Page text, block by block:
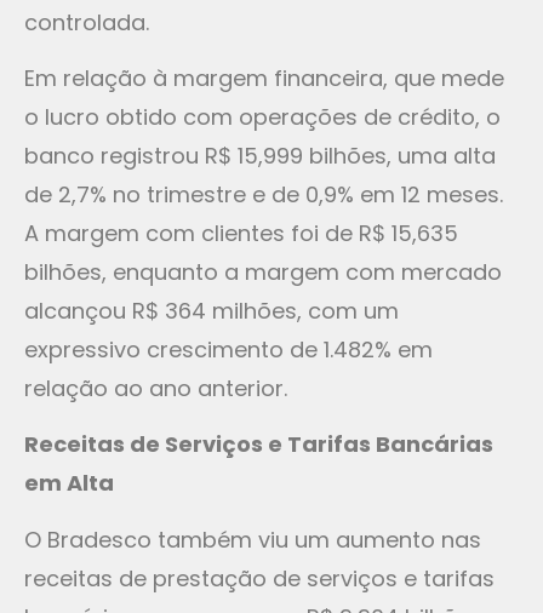
controlada.
Em relação à margem financeira, que mede
o lucro obtido com operações de crédito, o
banco registrou R$ 15,999 bilhões, uma alta
de 2,7% no trimestre e de 0,9% em 12 meses.
A margem com clientes foi de R$ 15,635
bilhões, enquanto a margem com mercado
alcançou R$ 364 milhões, com um
expressivo crescimento de 1.482% em
relação ao ano anterior.
Receitas de Serviços e Tarifas Bancárias
em Alta
O Bradesco também viu um aumento nas
receitas de prestação de serviços e tarifas